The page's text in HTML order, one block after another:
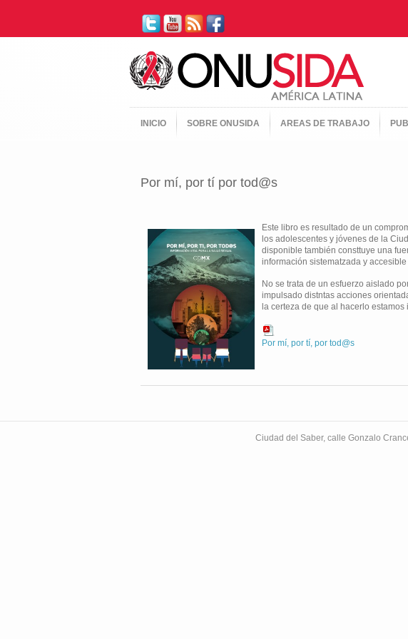
INICIO SOBRE ONUSIDA AREAS DE TRABAJO
Por mí, por tí por tod@s
Este libro es resultado de un
los adolescentes y jóvenes de la
disponible también consttuye una
información sistematzada y
No se trata de un esfuerzo aislado
impulsado distntas acciones
la certeza de que al hacerlo
Por mí, por tí, por tod@s
Ciudad del Saber, calle Gonzalo